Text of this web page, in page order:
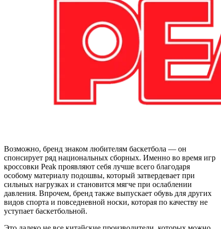
Возможно, бренд знаком любителям баскетбола — он
спонсирует ряд национальных сборных. Именно во время игр
кроссовки Peak проявляют себя лучше всего благодаря
особому материалу подошвы, который затвердевает при
сильных нагрузках и становится мягче при ослаблении
давления. Впрочем, бренд также выпускает обувь для других
видов спорта и повседневной носки, которая по качеству не
уступает баскетбольной.